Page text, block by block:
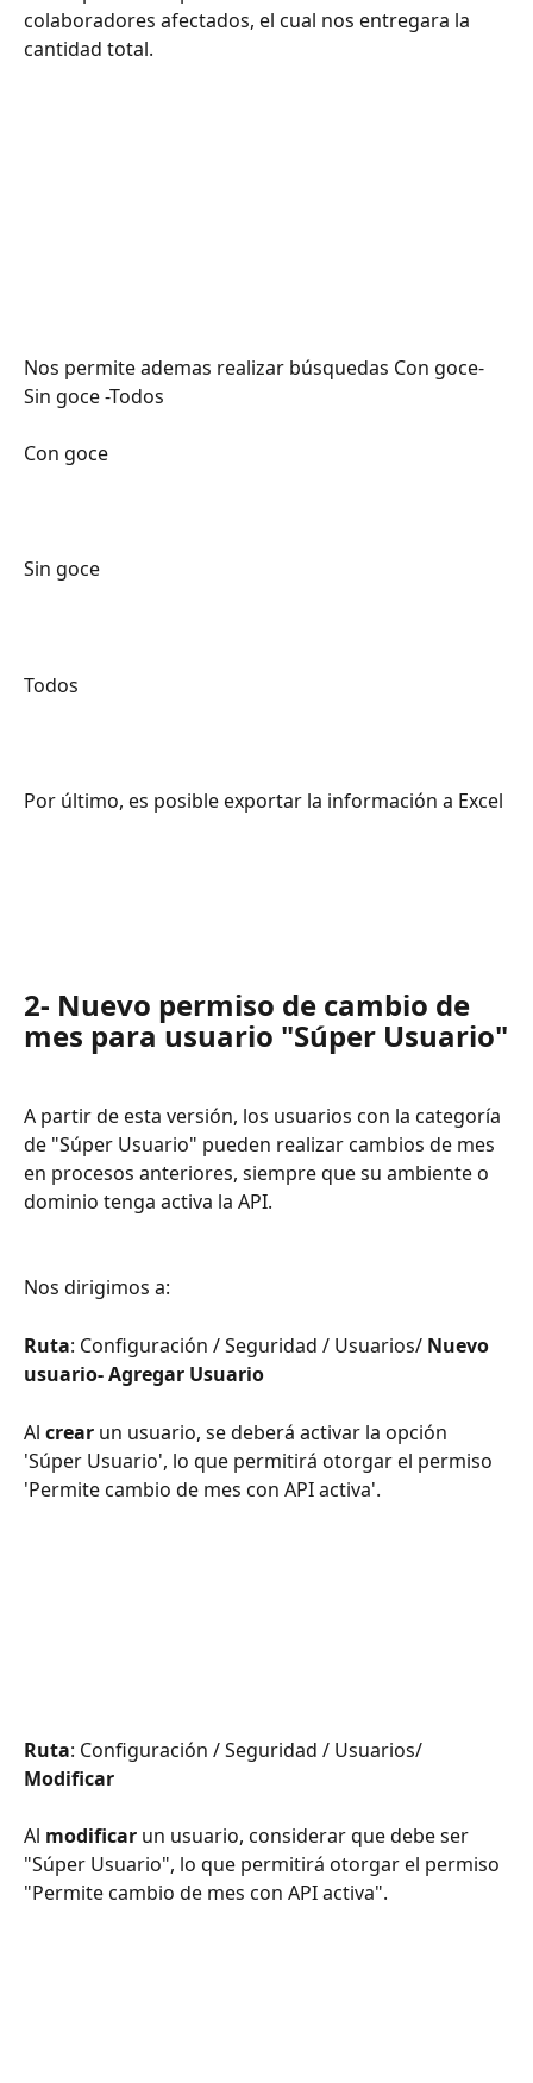
colaboradores afectados, el cual nos entregara la
cantidad total.
Nos permite ademas realizar búsquedas Con goce-
Sin goce -Todos
Con goce
Sin goce
Todos
Por último, es posible exportar la información a Excel
2- Nuevo permiso de cambio de
mes para usuario "Súper Usuario"
A partir de esta versión, los usuarios con la categoría
de "Súper Usuario" pueden realizar cambios de mes
en procesos anteriores, siempre que su ambiente o
dominio tenga activa la API.
Nos dirigimos a:
Ruta: Configuración / Seguridad / Usuarios/ Nuevo
usuario- Agregar Usuario
Al crear un usuario, se deberá activar la opción
'Súper Usuario', lo que permitirá otorgar el permiso
'Permite cambio de mes con API activa'.
Ruta: Configuración / Seguridad / Usuarios/
Modificar
Al modificar un usuario, considerar que debe ser
"Súper Usuario", lo que permitirá otorgar el permiso
"Permite cambio de mes con API activa".